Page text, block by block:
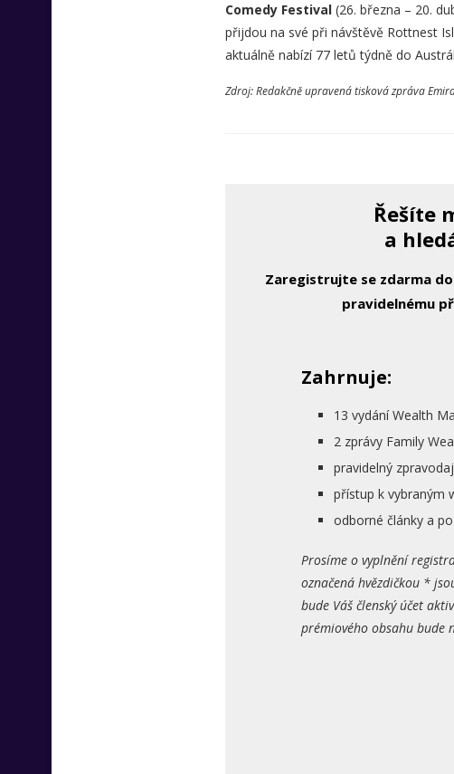
Comedy Festival(26. března – 20.
přijdou na své při návštěvě Rottnest
aktuálně nabízí 77 letů týdně do
Zdroj: Redakčně upravená tisková zpráva
Řešíte
a
Zaregistrujte se zdarma
pravidelnému
Zahrnuje:
13 vydání Wealth
2 zprávy Family
pravidelný
přístup k vybraným
odborné články a
Prosíme o vyplnění
označená hvězdičkou *
bude Váš členský účet
prémiového obsahu bude